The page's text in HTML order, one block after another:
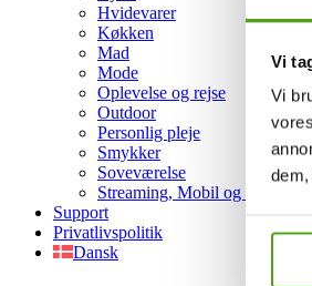
Vi
Vi
Hvidevarer
Køkken
Mad
Mode
Oplevelse og rejse
Outdoor
Personlig pleje
Smykker
Soveværelse
Streaming, Mobil og Hosting
Support
Privatlivspolitik
Dansk